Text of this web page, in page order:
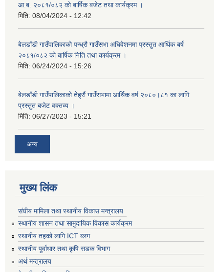
आ.ब. २०८१/०८२ को बार्षिक बजेट तथा कार्यक्रम ।
मिति: 08/04/2024 - 12:42
बेलडाँडी गाउँपालिकाको पन्ध्रौ गाउँसभा अधिवेशनमा प्रस्तुत आर्थिक बर्ष
२०८१/०८२ को बार्षिक निति तथा कार्यक्रम ।
मिति: 06/24/2024 - 15:26
बेलडाँडी गाउँपालिकाको तेह्रौं गाउँसभामा आर्थिक वर्ष २०८०।८१ का लागि
प्रस्तुत बजेट वक्तव्य ।
मिति: 06/27/2023 - 15:21
अन्य
मुख्य लिंक
संघीय मामिला तथा स्थानीय विकास मन्त्रालय
स्थानीय शासन तथा सामुदायिक विकास कार्यक्रम
स्थानीय तहको लागि ICT ब्लग
स्थानीय पूर्वाधार तथा कृषि सडक विभाग
अर्थ मन्त्रालय